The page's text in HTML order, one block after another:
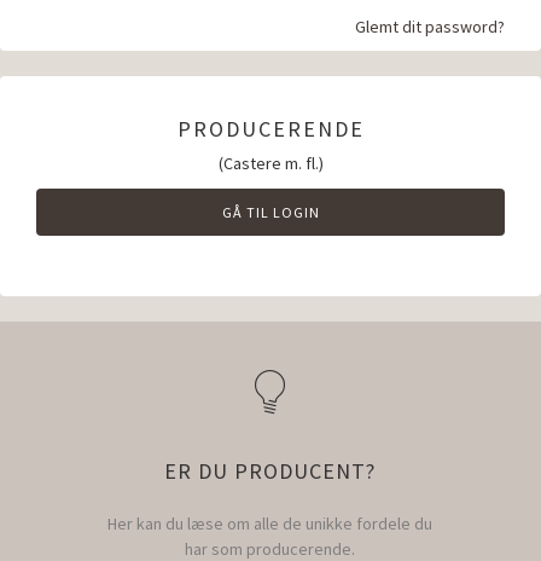
Glemt dit password?
PRODUCERENDE
(Castere m. fl.)
GÅ TIL LOGIN
ER DU PRODUCENT?
Her kan du læse om alle de unikke fordele du
har som producerende.